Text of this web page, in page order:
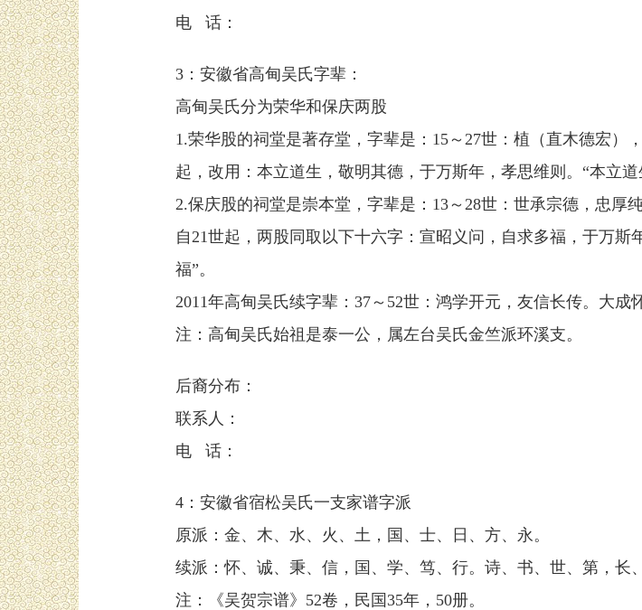
电 话：
3：安徽省高甸吴氏字辈：
高甸吴氏分为荣华和保庆两股
1.荣华股的祠堂是著存堂，字辈是：15～27世：植（直木德宏）
起，改用：本立道生，敬明其德，于万斯年，孝思维则。“本立道
2.保庆股的祠堂是崇本堂，字辈是：13～28世：世承宗德，忠厚
自21世起，两股同取以下十六字：宣昭义问，自求多福，于万
福”。
2011年高甸吴氏续字辈：37～52世：鸿学开元，友信长传。大成
注：高甸吴氏始祖是泰一公，属左台吴氏金竺派环溪支。
后裔分布：
联系人：
电 话：
4：安徽省宿松吴氏一支家谱字派
原派：金、木、水、火、土，国、士、日、方、永。
续派：怀、诚、秉、信，国、学、笃、行。诗、书、世、第，
注：《吴贺宗谱》52卷，民国35年，50册。